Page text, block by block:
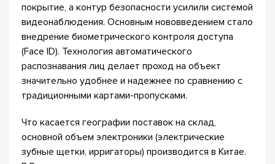
покрытие, а контур безопасности усилили системой
видеонаблюдения. Основным нововведением стало
внедрение биометрического контроля доступа
(Face ID). Технология автоматического
распознавания лиц делает проход на объект
значительно удобнее и надежнее по сравнению с
традиционными картами-пропусками.
Что касается географии поставок на склад,
основной объем электроники (электрические
зубные щетки, ирригаторы) производится в Китае.